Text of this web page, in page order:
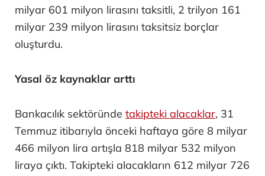
milyar 601 milyon lirasını taksitli, 2 trilyon 161
milyar 239 milyon lirasını taksitsiz borçlar
oluşturdu.
Yasal öz kaynaklar arttı
Bankacılık sektöründe takipteki alacaklar, 31
Temmuz itibarıyla önceki haftaya göre 8 milyar
466 milyon lira artışla 818 milyar 532 milyon
liraya çıktı. Takipteki alacakların 612 milyar 726